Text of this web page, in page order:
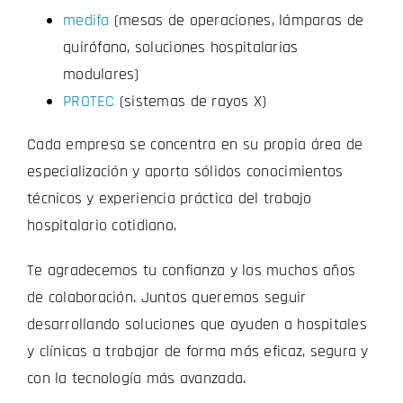
medifa (mesas de operaciones, lámparas de
quirófano, soluciones hospitalarias
modulares)
PROTEC (sistemas de rayos X)
Cada empresa se concentra en su propia área de
especialización y aporta sólidos conocimientos
técnicos y experiencia práctica del trabajo
hospitalario cotidiano.
Te agradecemos tu confianza y los muchos años
de colaboración. Juntos queremos seguir
desarrollando soluciones que ayuden a hospitales
y clínicas a trabajar de forma más eficaz, segura y
con la tecnología más avanzada.